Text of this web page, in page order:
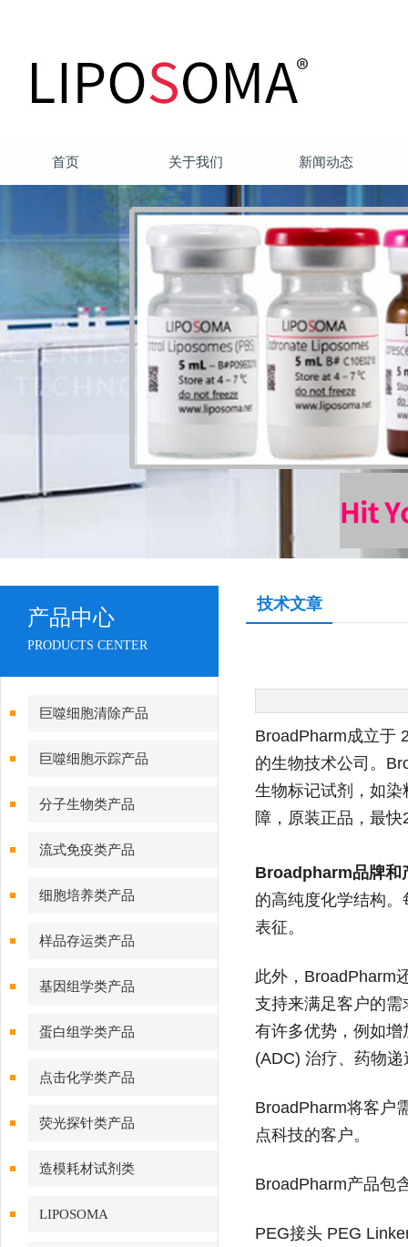
首页 关于我们 新闻动态
产品中心
PRODUCTS CENTER
巨噬细胞清除产品
巨噬细胞示踪产品
分子生物类产品
流式免疫类产品
细胞培养类产品
样品存运类产品
基因组学类产品
蛋白组学类产品
点击化学类产品
荧光探针类产品
造模耗材试剂类
LIPOSOMA
技术文章
BroadPharm成立于
的生物技术公司。
生物标记试剂，如
障，原装正品，最快
Broadpharm品牌和
的高纯度化学结构
表征。
此外，BroadPharm
支持来满足客户的
有许多优势，例如
(ADC) 治疗、药物
BroadPharm将客户
点科技的客户。
BroadPharm产品包
PEG接头 PEG